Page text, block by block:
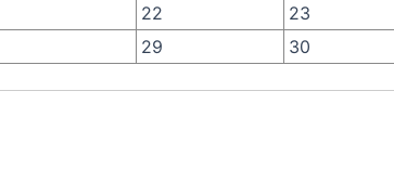
22 23
29 30